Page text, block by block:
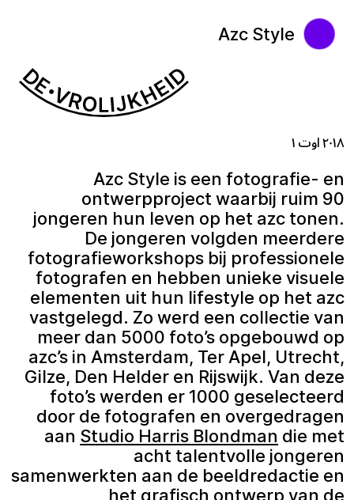
Azc Style
۲۰۱۸ اوت ۱
Azc Style is een fotografie- en
ontwerpproject waarbij ruim 90
jongeren hun leven op het azc tonen.
De jongeren volgden meerdere
fotografieworkshops bij professionele
fotografen en hebben unieke visuele
elementen uit hun lifestyle op het azc
vastgelegd. Zo werd een collectie van
meer dan 5000 foto’s opgebouwd op
azc’s in Amsterdam, Ter Apel, Utrecht,
Gilze, Den Helder en Rijswijk. Van deze
foto’s werden er 1000 geselecteerd
door de fotografen en overgedragen
aan Studio Harris Blondman die met
acht talentvolle jongeren
samenwerkten aan de beeldredactie en
het grafisch ontwerp van de